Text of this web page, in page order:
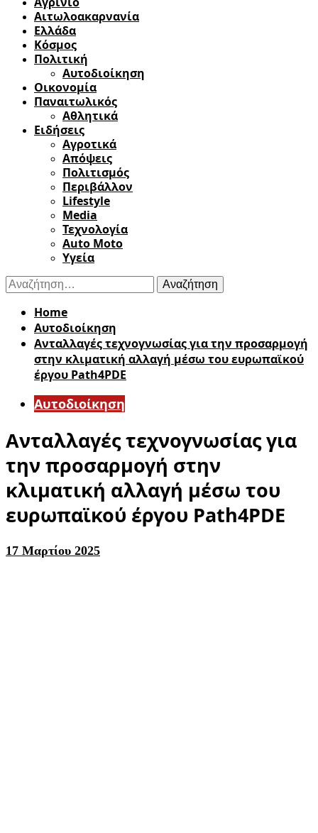
Αιτωλοακαρνανία
Ελλάδα
Κόσμος
Πολιτική
Αυτοδιοίκηση
Οικονομία
Παναιτωλικός
Αθλητικά
Ειδήσεις
Αγροτικά
Απόψεις
Πολιτισμός
Περιβάλλον
Lifestyle
Media
Τεχνολογία
Auto Moto
Υγεία
Αναζήτηση
για:
Home
Αυτοδιοίκηση
Ανταλλαγές τεχνογνωσίας για την προσαρμογή
στην κλιματική αλλαγή μέσω του ευρωπαϊκού
έργου Path4PDE
Αυτοδιοίκηση
Ανταλλαγές τεχνογνωσίας για
την προσαρμογή στην
κλιματική αλλαγή μέσω του
ευρωπαϊκού έργου Path4PDE
17 Μαρτίου 2025